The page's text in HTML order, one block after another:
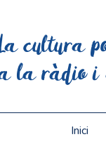
cultura
la ràdio i
Inici